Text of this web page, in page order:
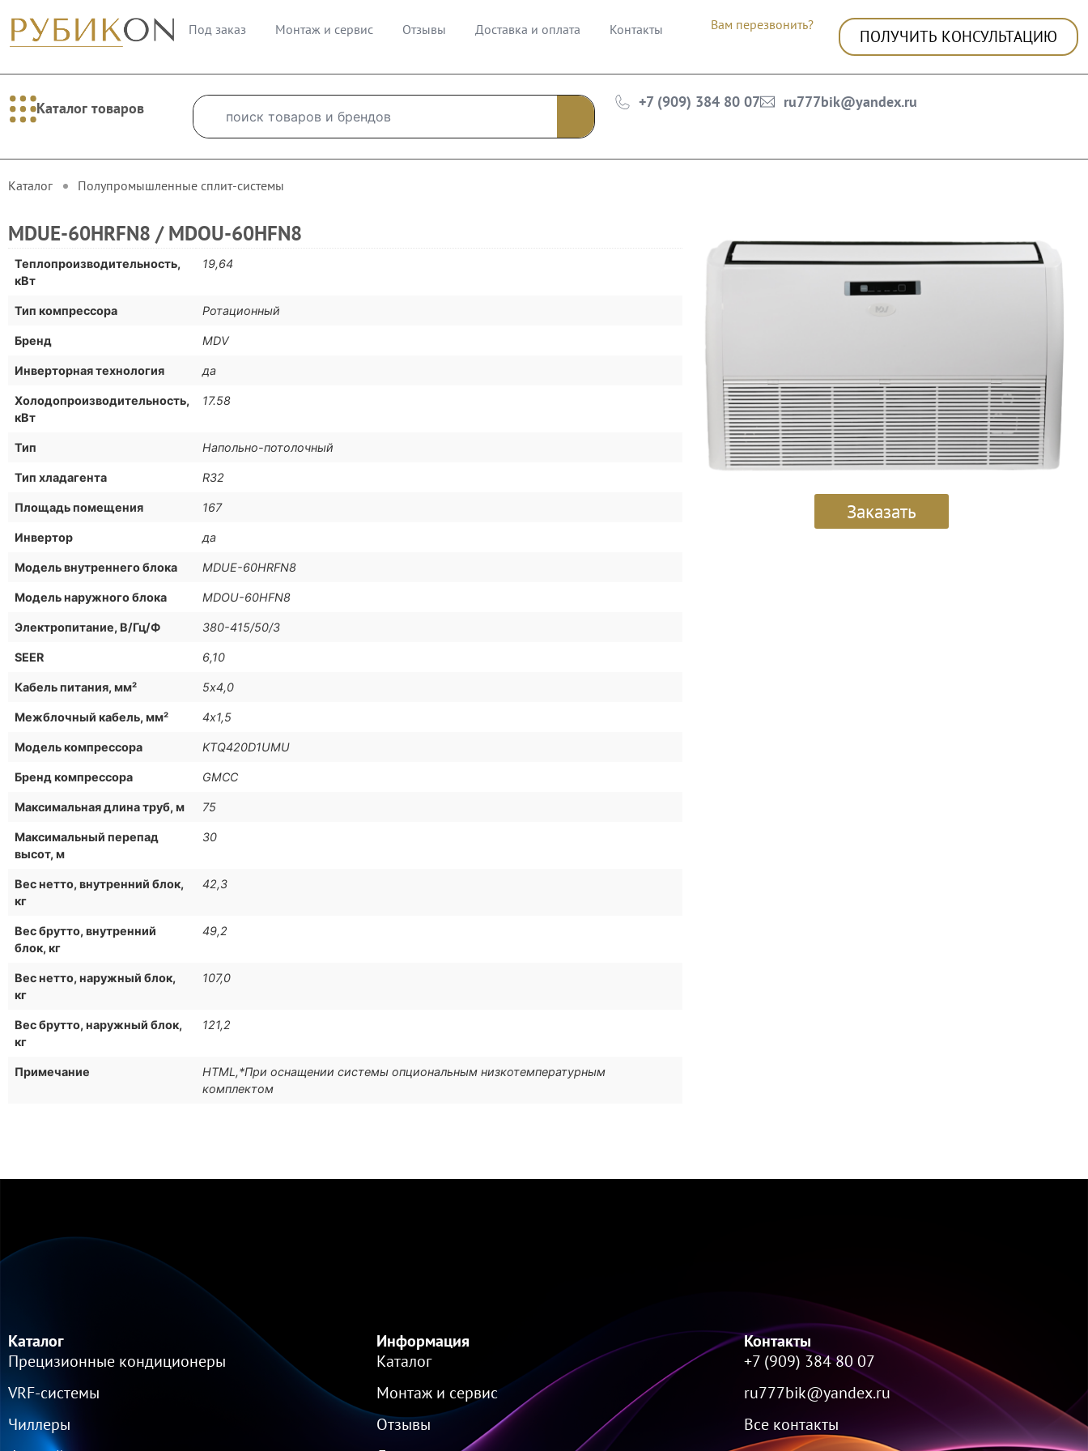
Под заказ Монтаж и сервис Отзывы Доставка и оплата Контакты Вам перезвонить?
ПОЛУЧИТЬ КОНСУЛЬТАЦИЮ
Каталог товаров +7 (909) 384 80 07 ru777bik@yandex.ru
Каталог Полупромышленные сплит-системы
MDUE-60HRFN8 / MDOU-60HFN8
Теплопроизводительность,
кВт
19,64
Тип компрессора Ротационный
Бренд MDV
Инверторная технология да
Холодопроизводительность,
кВт
17.58
Тип Напольно-потолочный
Тип хладагента R32
Площадь помещения 167
Инвертор да
Модель внутреннего блока MDUE-60HRFN8
Модель наружного блока MDOU-60HFN8
Электропитание, В/Гц/Ф 380-415/50/3
SEER 6,10
Кабель питания, мм² 5х4,0
Межблочный кабель, мм² 4х1,5
Модель компрессора KTQ420D1UMU
Бренд компрессора GMCC
Максимальная длина труб, м 75
Максимальный перепад
высот, м
30
Вес нетто, внутренний блок,
кг
42,3
Вес брутто, внутренний
блок, кг
49,2
Вес нетто, наружный блок,
кг
107,0
Вес брутто, наружный блок,
кг
121,2
Примечание
HTML,*При оснащении системы опциональным низкотемпературным
комплектом
Заказать
Каталог
Прецизионные кондиционеры
VRF-cистемы
Чиллеры
Информация
Каталог
Монтаж и сервис
Отзывы
Контакты
+7 (909) 384 80 07
ru777bik@yandex.ru
Все контакты